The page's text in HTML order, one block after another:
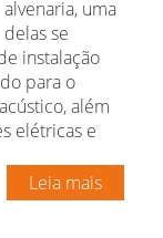
alvenaria, uma
delas se
instalação
para o
além
elétricas e
Leia mais